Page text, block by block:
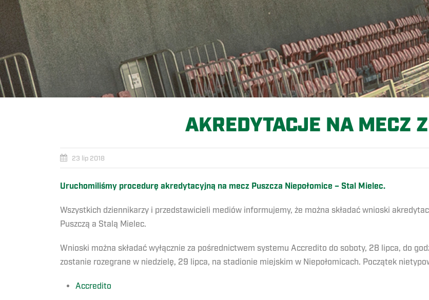
AKREDYTACJE NA MECZ
23 lip 2018
Uruchomiliśmy procedurę akredytacyjną na mecz Puszcza Niepołomice – Stal Mielec.
Wszystkich dziennikarzy i przedstawicieli mediów informujemy, że można składać wnioski
Puszczą a Stalą Mielec.
Wnioski można składać wyłącznie za pośrednictwem systemu Accredito do soboty, 28 lipca, do
zostanie rozegrane w niedzielę, 29 lipca, na stadionie miejskim w Niepołomicach. Początek
Accredito